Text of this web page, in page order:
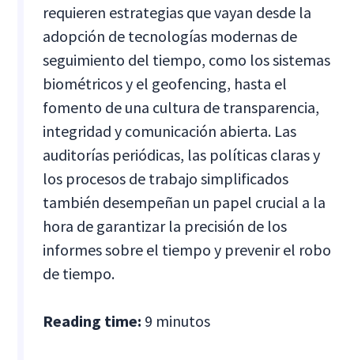
requieren estrategias que vayan desde la
adopción de tecnologías modernas de
seguimiento del tiempo, como los sistemas
biométricos y el geofencing, hasta el
fomento de una cultura de transparencia,
integridad y comunicación abierta. Las
auditorías periódicas, las políticas claras y
los procesos de trabajo simplificados
también desempeñan un papel crucial a la
hora de garantizar la precisión de los
informes sobre el tiempo y prevenir el robo
de tiempo.
Reading time: 9 minutos